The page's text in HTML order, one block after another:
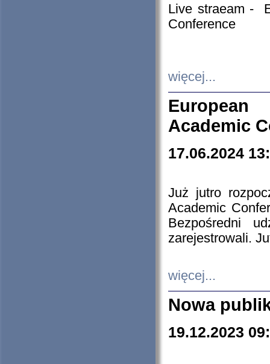
Live straeam -
Conference
więcej...
European
Academic
17.06.2024
Już jutro
Academic
Bezpośredni
zarejestrowali.
więcej...
Nowa
19.12.2023